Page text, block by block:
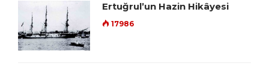
Ertuğrul’un Hazin Hikâyesi
17986